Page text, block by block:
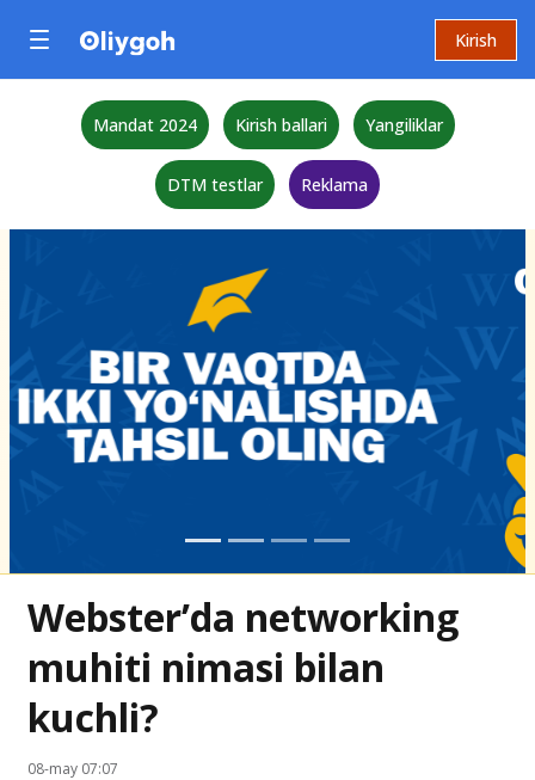
Kirish
Mandat 2024 Kirish ballari Yangiliklar
DTM testlar Reklama
Webster’da networking
muhiti nimasi bilan
kuchli?
08-may 07:07